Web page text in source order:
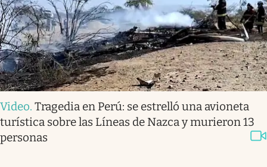
Video. Tragedia en Perú: se estrelló una avioneta
turística sobre las Líneas de Nazca y murieron 13
personas